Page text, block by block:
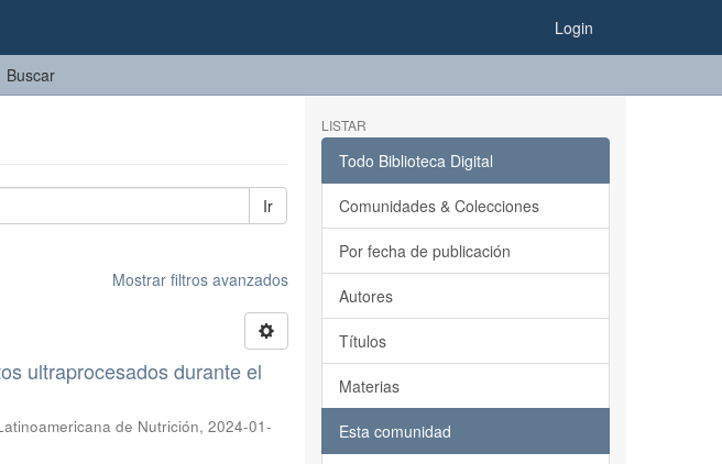
Login
Buscar
Ir
Mostrar filtros avanzados
ultraprocesados durante el
de Nutrición,2024-01-
LISTAR
Todo Biblioteca Digital
Comunidades & Colecciones
Por fecha de publicación
Autores
Títulos
Materias
Esta comunidad